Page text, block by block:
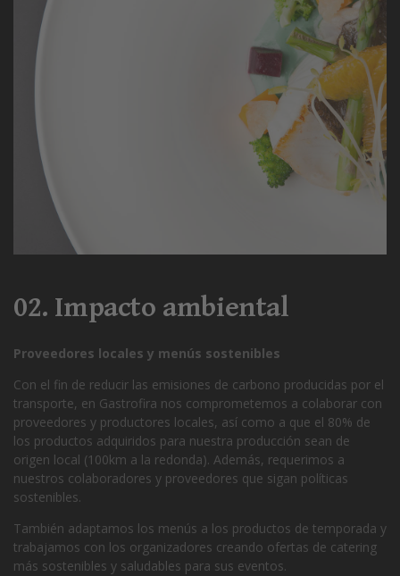
02. Impacto ambiental
Proveedores locales y menús sostenibles
Con el fin de reducir las emisiones de carbono producidas por el
transporte, en Gastrofira nos comprometemos a colaborar con
proveedores y productores locales, así como a que el 80% de
los productos adquiridos para nuestra producción sean de
origen local (100km a la redonda). Además, requerimos a
nuestros colaboradores y proveedores que sigan políticas
sostenibles.
También adaptamos los menús a los productos de temporada y
trabajamos con los organizadores creando ofertas de catering
más sostenibles y saludables para sus eventos.